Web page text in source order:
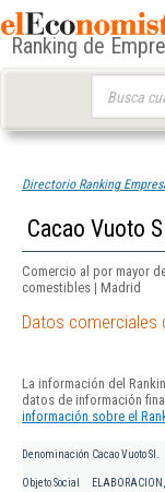
Ranking de
Directorio Ranking
Cacao Vuoto
Comercio al por mayor
comestibles | Madrid
Datos comerciales
La información del
datos de información
información sobre el
Denominación Cacao Vuoto Sl.
Objeto Social